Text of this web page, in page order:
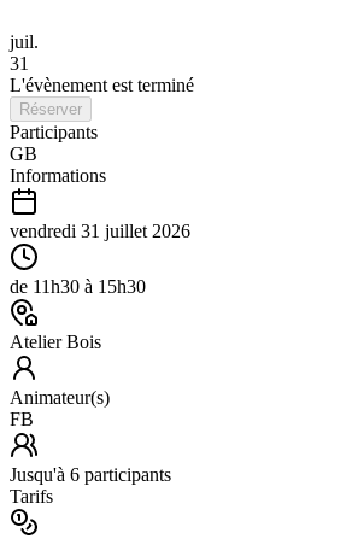
juil.
31
L'évènement est terminé
Réserver
Participants
GB
Informations
vendredi 31 juillet 2026
de 11h30 à 15h30
Atelier Bois
Animateur(s)
FB
Jusqu'à 6 participants
Tarifs